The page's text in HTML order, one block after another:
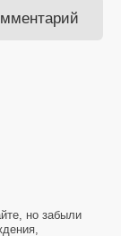
но забыли